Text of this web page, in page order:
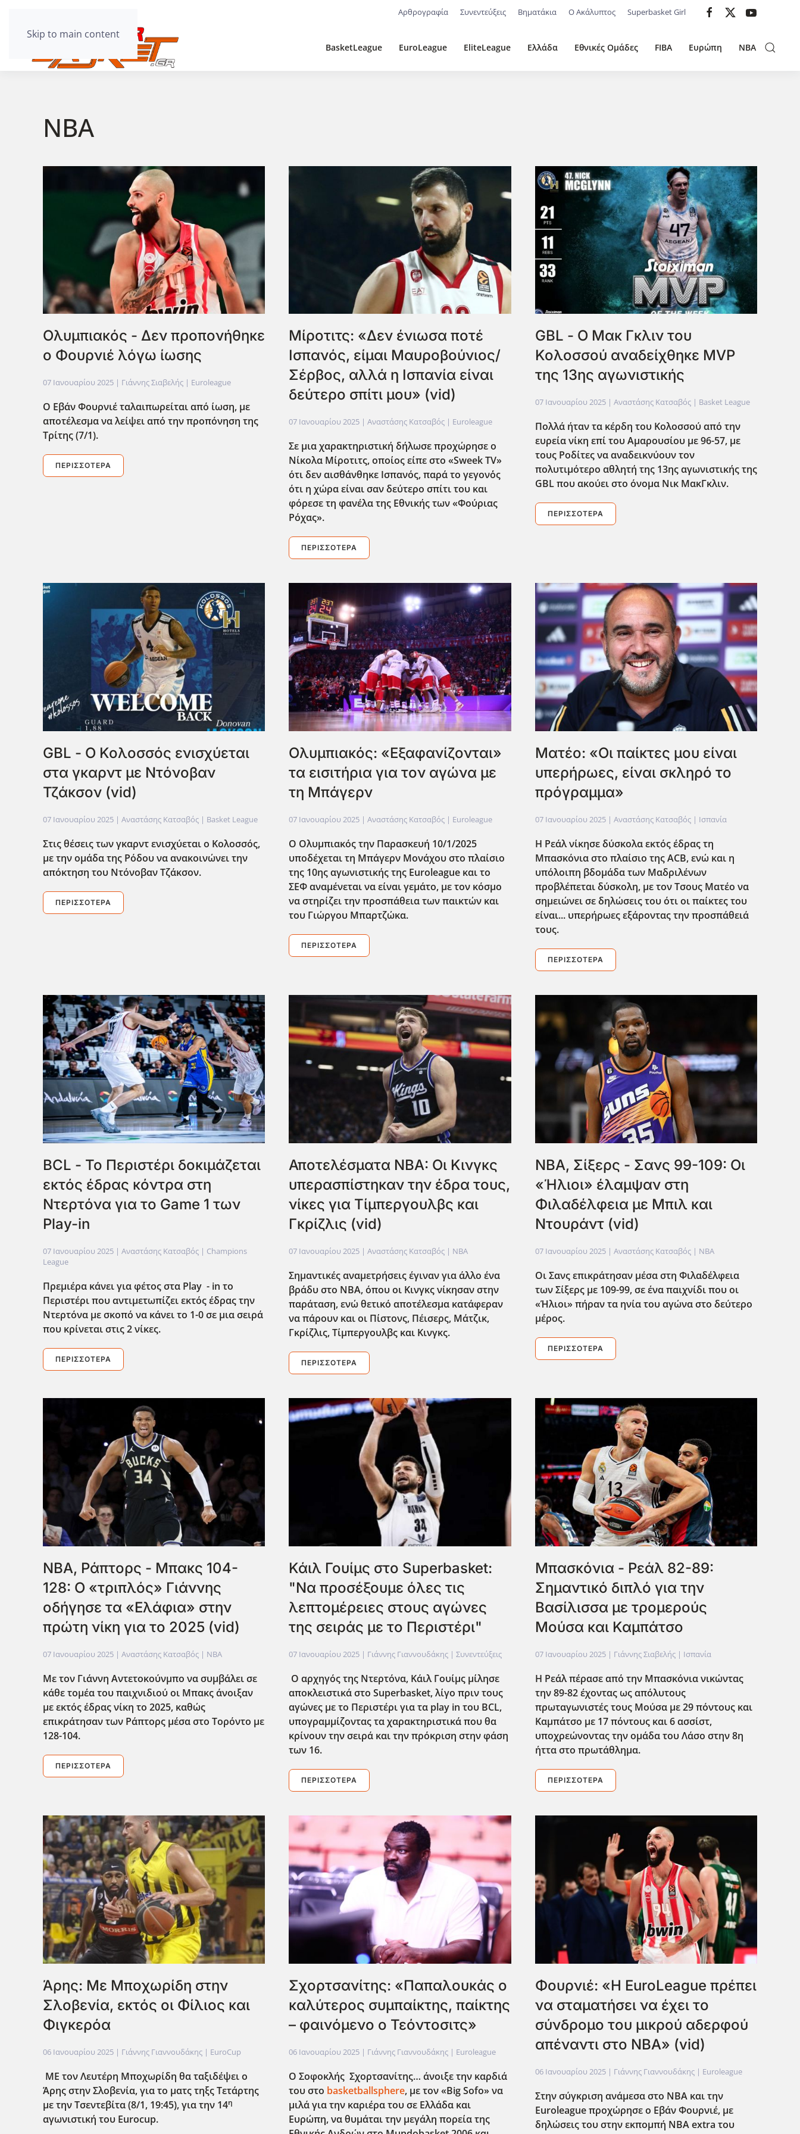
Skip to main content
Αρθρογραφία Συνεντεύξεις Βηματάκια Ο Ακάλυπτος Superbasket Girl
BasketLeague EuroLeague EliteLeague Ελλάδα Εθνικές Ομάδες FIBA Ευρώπη NBA
ΝΒΑ
Ολυμπιακός - Δεν προπονήθηκε
ο Φουρνιέ λόγω ίωσης
07 Ιανουαρίου 2025 | Γιάννης Σιαβελής | Euroleague
Ο Εβάν Φουρνιέ ταλαιπωρείται από ίωση, με
αποτέλεσμα να λείψει από την προπόνηση της
Τρίτης (7/1).
ΠΕΡΙΣΣΌΤΕΡΑ
Μίροτιτς: «Δεν ένιωσα ποτέ
Ισπανός, είμαι Μαυροβούνιος/
Σέρβος, αλλά η Ισπανία είναι
δεύτερο σπίτι μου» (vid)
07 Ιανουαρίου 2025 | Αναστάσης Κατσαβός | Euroleague
Σε μια χαρακτηριστική δήλωσε προχώρησε ο
Νίκολα Μίροτιτς, οποίος είπε στο «Sweek TV»
ότι δεν αισθάνθηκε Ισπανός, παρά το γεγον΄΄ος
ότι η χώρα είναι σαν δεύτερο σπίτι του και
φόρεσε τη φανέλα της Εθνικής των «Φούριας
Ρόχας».
ΠΕΡΙΣΣΌΤΕΡΑ
GBL - Ο Μακ Γκλιν του
Κολοσσού αναδείχθηκε MVP
της 13ης αγωνιστικής
07 Ιανουαρίου 2025| Αναστάσης Κατσαβός | Basket League
Πολλά ήταν τα κέρδη του Κολοσσού από την
ευρεία νίκη επί του Αμαρουσίου με 96-57, με
τους Ροδίτες να αναδεικνύουν τον
πολυτιμότερο αθλητή της 13ης αγωνιστικής της
GBL που ακούει στο όνομα Νικ ΜακΓκλιν.
ΠΕΡΙΣΣΌΤΕΡΑ
GBL - Ο Κολοσσός ενισχύεται
στα γκαρντ με Ντόνοβαν
Τζάκσον (vid)
07 Ιανουαρίου 2025 | Αναστάσης Κατσαβός | Basket League
Στις θέσεις των γκαρντ ενισχύεται ο Κολοσσός,
με την ομάδα της Ρόδου να ανακοινώνει την
απόκτηση του Ντόνοβαν Τζάκσον.
ΠΕΡΙΣΣΌΤΕΡΑ
Ολυμπιακός: «Εξαφανίζονται»
τα εισιτήρια για τον αγώνα με
τη Μπάγερν
07 Ιανουαρίου 2025 | Αναστάσης Κατσαβός | Euroleague
Ο Ολυμπιακός την Παρασκευή 10/1/2025
υποδέχεται τη Μπάγερν Μονάχου στο πλαίσιο
της 10ης αγωνιστικής της Euroleague και το
ΣΕΦ αναμένεται να είναι γεμάτο, με τον κόσμο
να στηρίζει την προσπάθεια των παικτών και
του Γιώργου Μπαρτζώκα.
ΠΕΡΙΣΣΌΤΕΡΑ
Ματέο: «Οι παίκτες μου είναι
υπερήρωες, είναι σκληρό το
πρόγραμμα»
07 Ιανουαρίου 2025| Αναστάσης Κατσαβός | Ισπανία
Η Ρεάλ νίκησε δύσκολα εκτός έδρας τη
Μπασκόνια στο πλαίσιο της ACB, ενώ και η
υπόλοιπη βδομάδα των Μαδριλένων
προβλέπεται δύσκολη, με τον Τσους Ματέο να
σημειώνει σε δηλώσεις του ότι οι παίκτες του
είναι... υπερήρωες εξάροντας την προσπάθειά
τους.
ΠΕΡΙΣΣΌΤΕΡΑ
BCL - Το Περιστέρι δοκιμάζεται
εκτός έδρας κόντρα στη
Ντερτόνα για το Game 1 των
Play-in
07 Ιανουαρίου 2025 | Αναστάσης Κατσαβός | Champions
League
Πρεμιέρα κάνει για φέτος στα Play - in το
Περιστέρι που αντιμετωπίζει εκτός έδρας την
Ντερτόνα με σκοπό να κάνει το 1-0 σε μια σειρά
που κρίνεται στις 2 νίκες.
ΠΕΡΙΣΣΌΤΕΡΑ
Αποτελέσματα NBA: Οι Κινγκς
υπερασπίστηκαν την έδρα τους,
νίκες για Τίμπεργουλβς και
Γκρίζλις (vid)
07 Ιανουαρίου 2025 | Αναστάσης Κατσαβός | NBA
Σημαντικές αναμετρήσεις έγιναν για άλλο ένα
βράδυ στο NBA, όπου οι Κινγκς νίκησαν στην
παράταση, ενώ θετικό αποτέλεσμα κατάφεραν
να πάρουν και οι Πίστονς, Πέισερς, Μάτζικ,
Γκρίζλις, Τίμπεργουλβς και Κινγκς.
ΠΕΡΙΣΣΌΤΕΡΑ
NBA, Σίξερς - Σανς 99-109: Οι
«Ήλιοι» έλαμψαν στη
Φιλαδέλφεια με Μπιλ και
Ντουράντ (vid)
07 Ιανουαρίου 2025| Αναστάσης Κατσαβός | NBA
Οι Σανς επικράτησαν μέσα στη Φιλαδέλφεια
των Σίξερς με 109-99, σε ένα παιχνίδι που οι
«Ήλιοι» πήραν τα ηνία του αγώνα στο δεύτερο
μέρος.
ΠΕΡΙΣΣΌΤΕΡΑ
NBA, Ράπτορς - Μπακς 104-
128: Ο «τριπλός» Γιάννης
οδήγησε τα «Ελάφια» στην
πρώτη νίκη για το 2025 (vid)
07 Ιανουαρίου 2025 | Αναστάσης Κατσαβός | NBA
Με τον Γιάννη Αντετοκούνμπο να συμβάλει σε
κάθε τομέα του παιχνιδιού οι Μπακς άνοιξαν
με εκτός έδρας νίκη το 2025, καθώς
επικράτησαν των Ράπτορς μέσα στο Τορόντο με
128-104.
ΠΕΡΙΣΣΌΤΕΡΑ
Κάιλ Γουίμς στο Superbasket:
"Να προσέξουμε όλες τις
λεπτομέρειες στους αγώνες
της σειράς με το Περιστέρι"
07 Ιανουαρίου 2025 | Γιάννης Γιαννουδάκης |Συνεντεύξεις
Ο αρχηγός της Ντερτόνα, Κάιλ Γουίμς μίλησε
αποκλειστικά στο Superbasket, λίγο πριν τους
αγώνες με το Περιστέρι για τα play in του BCL,
υπογραμμίζοντας τα χαρακτηριστικά που θα
κρίνουν την σειρά και την πρόκριση στην φάση
των 16.
ΠΕΡΙΣΣΌΤΕΡΑ
Μπασκόνια - Ρεάλ 82-89:
Σημαντικό διπλό για την
Βασίλισσα με τρομερούς
Μούσα και Καμπάτσο
07 Ιανουαρίου 2025| Γιάννης Σιαβελής | Ισπανία
Η Ρεάλ πέρασε από την Μπασκόνια νικώντας
την 89-82 έχοντας ως απόλυτους
πρωταγωνιστές τους Μούσα με 29 πόντους και
Καμπάτσο με 17 πόντους και 6 ασσίστ,
υποχρεώνοντας την ομάδα του Λάσο στην 8η
΄ηττα στο πρωτάθλημα.
ΠΕΡΙΣΣΌΤΕΡΑ
Άρης: Με Μποχωρίδη στην
Σλοβενία, εκτός οι Φίλιος και
Φιγκερόα
06 Ιανουαρίου 2025 | Γιάννης Γιαννουδάκης | EuroCup
ΜΕ τον Λευτέρη Μποχωρίδη θα ταξιδέψει ο
Άρης στην Σλοβενία, για το ματς τηξς Τετάρτης
με την Τσεντεβίτα (8/1, 19:45), για την 14η
αγωνιστική του Eurocup.
Σχορτσανίτης: «Παπαλουκάς ο
καλύτερος συμπαίκτης, παίκτης
– φαινόμενο ο Τεόντοσιτς»
06 Ιανουαρίου 2025 | Γιάννης Γιαννουδάκης | Euroleague
Ο Σοφοκλής Σχορτσανίτης… άνοιξε την καρδιά
του στο basketballsphere, με τον «BigSofo» να
μιλά για την καριέρα του σε Ελλάδα και
Ευρώπη, να θυμάται την μεγάλη πορεία της
Φουρνιέ: «Η EuroLeague πρέπει
να σταματήσει να έχει το
σύνδρομο του μικρού αδερφού
απέναντι στο ΝΒΑ» (vid)
06 Ιανουαρίου 2025| Γιάννης Γιαννουδάκης | Euroleague
Στην σύγκριση ανάμεσα στο ΝΒΑ και την
Euroleagueπροχώρησε ο Εβάν Φουρνιέ, με
δηλώσεις του στην εκπομπή NBAextra του